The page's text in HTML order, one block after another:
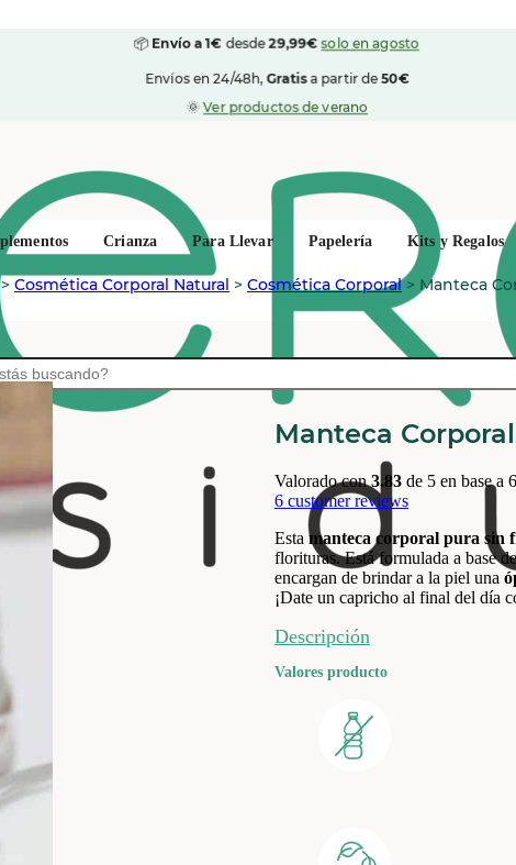
📦Envío a 1€ desde29,99€ solo en agosto
Envíos en 24/48h,Gratisa partir de50€
🌞Ver productos de verano
Crianza Para Llevar Papelería Kits y Regalos
> Cosmética Corporal Natural > Cosmética Corporal> Manteca
Manteca
Valorado con3.83 de 5 en base a 6
6 customer reviews
Esta manteca corporal pura sin
florituras. Está formulada a base
encargan de brindar a la piel una
¡Date un capricho al final del día
Descripción
Valores producto